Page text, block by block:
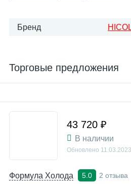
Бренд
Торговые предложения
Формула Холода 5.0
2 отзыва
43 720 ₽
В наличии
Обновлено 11.03.2023